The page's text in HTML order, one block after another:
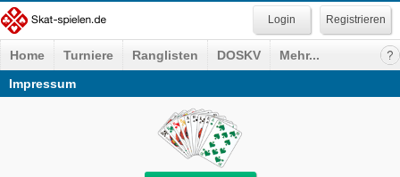
Registrieren
Home Turniere Ranglisten DOSKV
Mehr...
Impressum